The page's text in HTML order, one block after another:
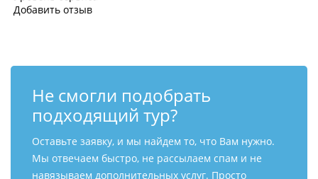
Добавить отзыв
Не смогли подобрать
подходящий тур?
Оставьте заявку, и мы найдем то, что Вам нужно.
Мы отвечаем быстро, не рассылаем спам и не
навязываем дополнительных услуг. Просто